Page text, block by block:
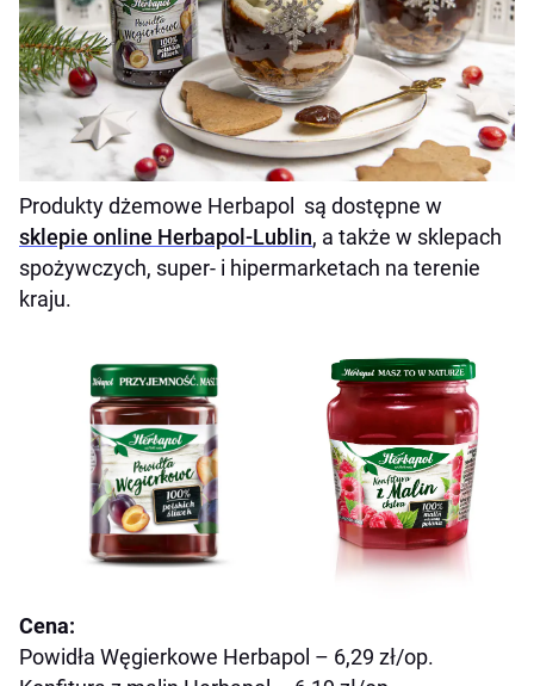
Produkty dżemowe Herbapol są dostępne w
sklepie online Herbapol-Lublin, a także w sklepach
spożywczych, super- i hipermarketach na terenie
kraju.
Cena:
Powidła Węgierkowe Herbapol – 6,29 zł/op.